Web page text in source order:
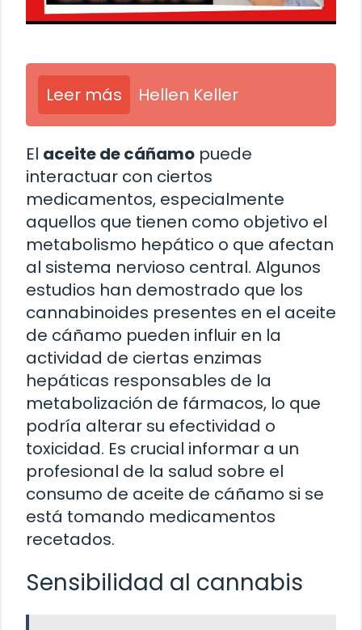
Leer más Hellen Keller
El aceite de cáñamo puede
interactuar con ciertos
medicamentos, especialmente
aquellos que tienen como objetivo el
metabolismo hepático o que afectan
al sistema nervioso central. Algunos
estudios han demostrado que los
cannabinoides presentes en el aceite
de cáñamo pueden influir en la
actividad de ciertas enzimas
hepáticas responsables de la
metabolización de fármacos, lo que
podría alterar su efectividad o
toxicidad. Es crucial informar a un
profesional de la salud sobre el
consumo de aceite de cáñamo si se
está tomando medicamentos
recetados.
Sensibilidad al cannabis